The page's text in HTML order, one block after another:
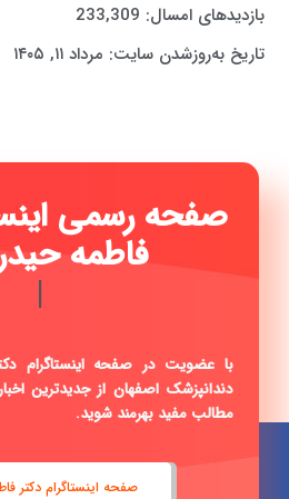
بازدیدهای امسال: 233,309
تاریخ به‌روزشدن سایت: مرداد ۱۱, ۱۴۰۵
صفحه رسمی
فاطمه
|
با عضویت در صفحه اینستاگرام
دندانپزشک اصفهان از جدیدترین
مطالب مفید بهرمند شوید.
صفحه اینستاگرام دکتر